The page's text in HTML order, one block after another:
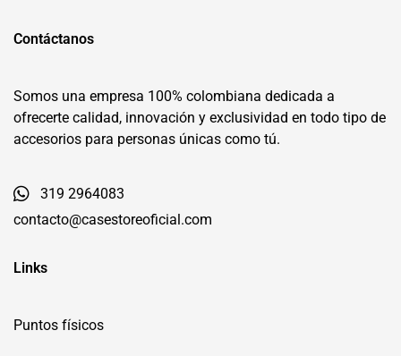
Contáctanos
Somos una empresa 100% colombiana dedicada a
ofrecerte calidad, innovación y exclusividad en todo tipo de
accesorios para personas únicas como tú.
319 2964083
contacto@casestoreoficial.com
Links
Puntos físicos